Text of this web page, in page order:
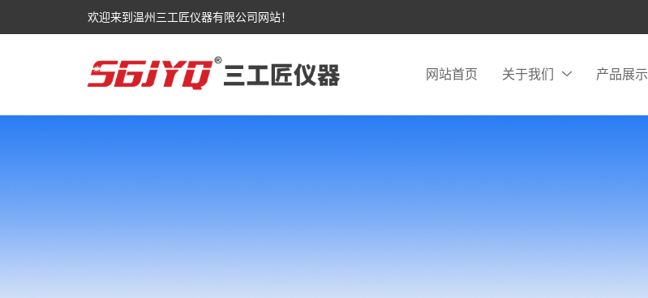
欢迎来到温州三工匠仪器有限公司网站！
网站首页 关于我们 产品展示